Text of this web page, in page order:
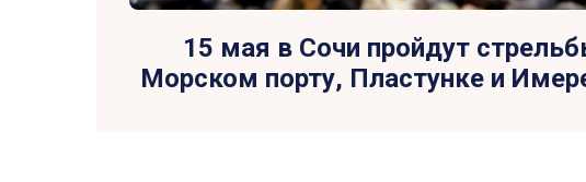
15 мая в Сочи пройдут
Морском порту, Пластунке и